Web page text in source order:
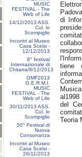
MUSIC
FESTIVAL - The
Web of Life
14/12/2013 ASS.
Cul. lo
Scompiglio
Incontri al Museo
Casa Scelsi -
12/12/2013
8° festival
Internazionale di
Chitarra/8/12/2013
GMF2013
G.E.R.M.I.
MUSIC
FESTIVAL - The
Web of Life
30/11/2013 ASS.
Cul. lo
Scompiglio
50° Festival di
Nuova
Consonanza
Incontri al Museo
Casa Scelsi -
26/11/2013
di
tiene
al1998
del
Teoria